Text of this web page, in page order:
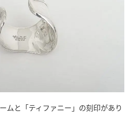
ムと「ティファニー」の刻印があり